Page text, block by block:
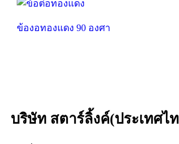
ข้องอทองแดง 90 องศา
บริษัท สตาร์ลิ้งค์(ประเทศไ